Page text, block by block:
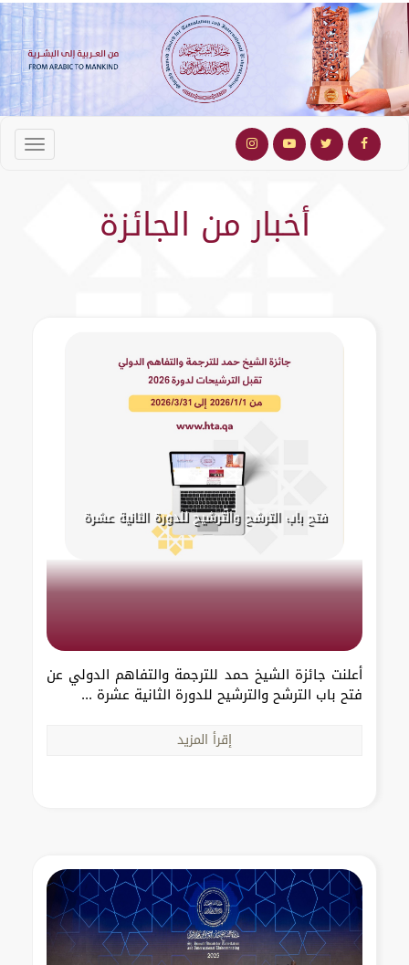
أخبار من الجائزة
فتح باب الترشح والترشيح للدورة الثانية عشرة
أعلنت جائزة الشيخ حمد للترجمة والتفاهم الدولي عن
فتح باب الترشح والترشيح للدورة الثانية عشرة ...
إقرأ المزيد